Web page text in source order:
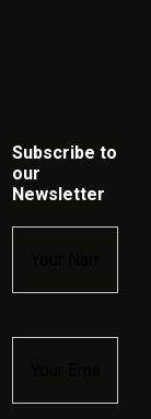
Subscribe to
our
Newsletter